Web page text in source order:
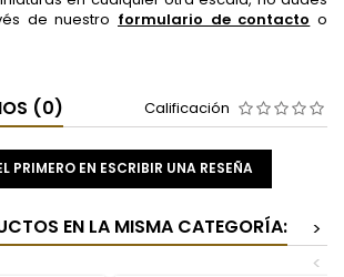
de nuestro formulario de contacto o
(0) Calificación
PRIMERO EN ESCRIBIR UNA RESEÑA
EN LA MISMA CATEGORÍA:
>
<